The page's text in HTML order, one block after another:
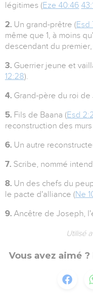
légitimes (Eze 40:46
2. Un grand-prêtre (Esd
même que 1, à moins
descendant du
3. Guerrier jeune et
12:28).
4. Grand-père du roi de
5. Fils de Baana (Esd
reconstruction des
6. Un autre
7. Scribe, nommé
8. Un des chefs du
le pacte d'alliance (Ne
9. Ancêtre de Joseph,
Utilisé
Vous avez aimé